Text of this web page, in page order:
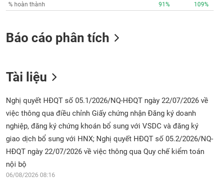
% hoàn thành 91% 109%
Báo cáo phân tích
Tài liệu
Nghị quyết HĐQT số 05.1/2026/NQ-HĐQT ngày 22/07/2026 về
việc thông qua điều chỉnh Giấy chứng nhận Đăng ký doanh
nghiệp, đăng ký chứng khoán bổ sung với VSDC và đăng ký
giao dịch bổ sung với HNX; Nghị quyết HĐQT số 05.2/2026/NQ-
HĐQT ngày 22/07/2026 về việc thông qua Quy chế kiểm toán
nội bộ
06/08/2026 08:16
vụ
(-)
Đào
tạo
Sách
tài
chính